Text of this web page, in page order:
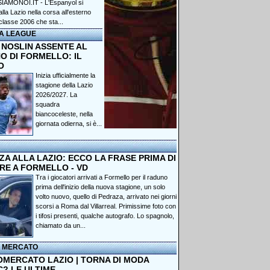
- L'Espanyol si
Lazio nella corsa all'esterno
2006 che sta...
LEAGUE
ASSENTE AL
DI FORMELLO: IL
Inizia ufficialmente la
stagione della Lazio
2026/2027. La
squadra
biancoceleste, nella
giornata odierna, si è...
ALLA LAZIO: ECCO LA FRASE PRIMA DI
A FORMELLO - VD
Tra i giocatori arrivati a Formello per il raduno
prima dell'inizio della nuova stagione, un solo
volto nuovo, quello di Pedraza, arrivato nei giorni
scorsi a Roma dal Villarreal. Primissime foto con
i tifosi presenti, qualche autografo. Lo spagnolo,
chiamato da un...
MERCATO
LAZIO | TORNA DI MODA